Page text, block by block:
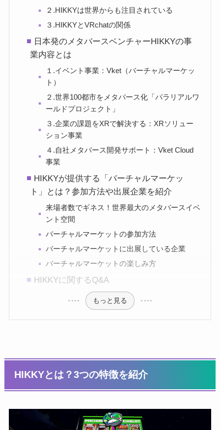
２.HIKKYは世界からも注目されている
３.HIKKYとVRchatの関係
日本発のメタバースベンチャーHIKKYの事
業内容とは
１.イベント事業：Vket（バーチャルマーケッ
ト）
２.世界100都市をメタバース化「パラリアルワ
ールドプロジェクト」
３.企業の課題をXRで解決する：XRソリュー
ション事業
４.自社メタバース開発サポート：Vket Cloud
事業
HIKKYが提供する「バーチャルマーケッ
ト」とは？参加方法や出展企業を紹介
来場者数でギネス！世界最大のメタバースイベ
ント空間
バーチャルマーケットの参加方法
バーチャルマーケットに出展している企業
バーチャルマーケットの楽しみ方
HIKKYに関するQ&A
もっと見る
HIKKYとは？3つの特徴を紹介